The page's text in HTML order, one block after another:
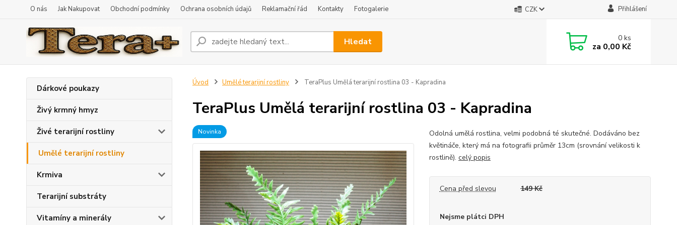
O nás Jak Nakupovat Obchodní podmínky Ochrana osobních údajů Reklamační řád Kontakty Fotogalerie CZK Přihlášení
Hledat 0ks
za 0,00 Kč
Dárkové poukazy
Živý krmný hmyz
Živé terarijní rostliny
Umělé terarijní rostliny
Krmiva
Terarijní substráty
Vitamíny a minerály
Úvod Umělé terarijní rostliny TeraPlus Umělá terarijní rostlina 03 - Kapradina
TeraPlus Umělá terarijní rostlina 03 - Kapradina
Novinka
Odolná umělá rostlina, velmi podobná té skutečné. Dodáváno bez
květináče, který má na fotografii průměr 13cm (srovnání velikosti k
rostlině). celý popis
Cena před slevou 149 Kč
Nejsme plátci DPH